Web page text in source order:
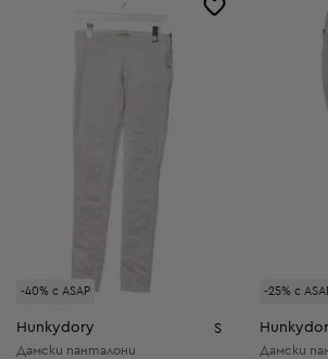
-40% с ASAP
Hunkydory S
Дамски панталони
-25% с
Дамски